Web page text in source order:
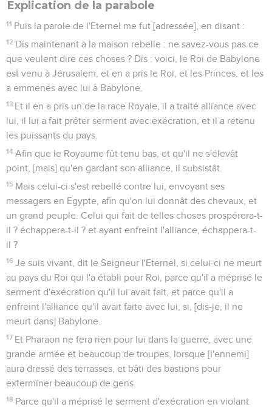
Explication de la parabole
11 Puis la parole de l'Eternel me fut [adressée], en disant :
12 Dis maintenant à la maison rebelle : ne savez-vous pas ce
que veulent dire ces choses ? Dis : voici, le Roi de Babylone
est venu à Jérusalem, et en a pris le Roi, et les Princes, et les
a emmenés avec lui à Babylone.
13 Et il en a pris un de la race Royale, il a traité alliance avec
lui, il lui a fait prêter serment avec exécration, et il a retenu
les puissants du pays.
14 Afin que le Royaume fût tenu bas, et qu'il ne s'élevât
point, [mais] qu'en gardant son alliance, il subsistât.
15 Mais celui-ci s'est rebellé contre lui, envoyant ses
messagers en Egypte, afin qu'on lui donnât des chevaux, et
un grand peuple. Celui qui fait de telles choses prospérera-t-
il ? échappera-t-il ? et ayant enfreint l'alliance, échappera-t-
il ?
16 Je suis vivant, dit le Seigneur l'Eternel, si celui-ci ne meurt
au pays du Roi qui l'a établi pour Roi, parce qu'il a méprisé le
serment d'exécration qu'il lui avait fait, et parce qu'il a
enfreint l'alliance qu'il avait faite avec lui, si, [dis-je, il ne
meurt dans] Babylone.
17 Et Pharaon ne fera rien pour lui dans la guerre, avec une
grande armée et beaucoup de troupes, lorsque [l'ennemi]
aura dressé des terrasses, et bâti des bastions pour
exterminer beaucoup de gens.
18 Parce qu'il a méprisé le serment d'exécration en violant